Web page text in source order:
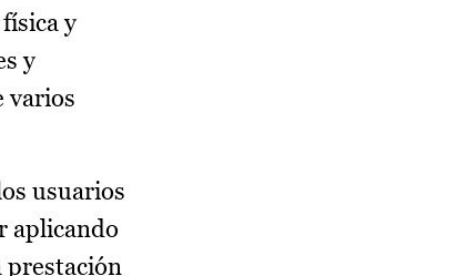
y
y
varios
usuarios
aplicando
prestación